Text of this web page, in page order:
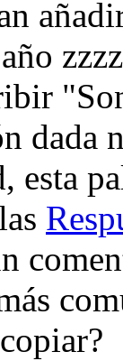
dada
esta